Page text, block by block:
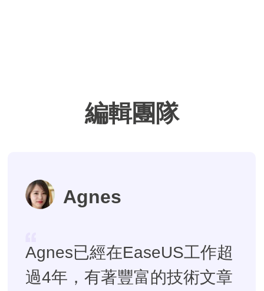
編輯團隊
Agnes
Agnes已經在EaseUS工作超
過4年，有著豐富的技術文章